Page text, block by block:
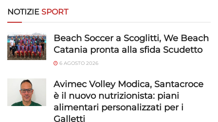
NOTIZIE SPORT
Beach Soccer a Scoglitti, We Beach
Catania pronta alla sfida Scudetto
6 AGOSTO 2026
Avimec Volley Modica, Santacroce
è il nuovo nutrizionista: piani
alimentari personalizzati per i
Galletti